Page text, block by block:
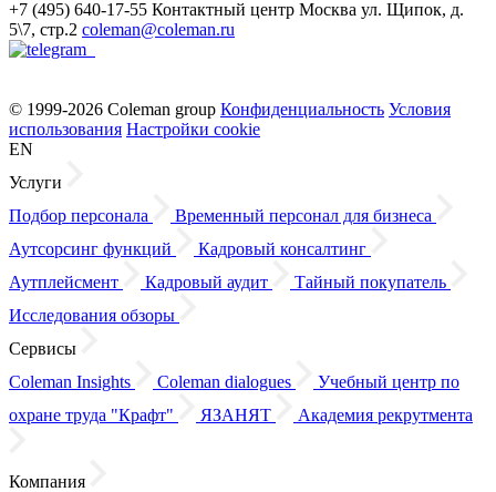
+7 (495) 640-17-55 Контактный центр Москва ул. Щипок, д.
5\7, стр.2 coleman@coleman.ru
© 1999-2026 Coleman group Конфиденциальность Условия
использования Настройки cookie
EN
Услуги
Подбор персонала
Временный персонал для бизнеса
Аутсорсинг функций
Кадровый консалтинг
Аутплейсмент
Кадровый аудит
Тайный покупатель
Исследования обзоры
Сервисы
Coleman Insights
Coleman dialogues
Учебный центр по
охране труда "Крафт"
ЯЗАНЯТ Академия рекрутмента
Компания